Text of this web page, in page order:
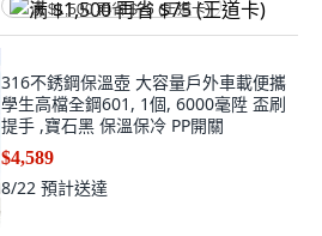
满 $1,500 再省 $75 (王道卡)
316不銹鋼保溫壺 大容量戶外車載便攜
學生高檔全鋼601, 1個, 6000毫陞 盃刷
提手 ,寶石黑 保溫保冷 PP開關
$4,589
8/22 預計送達